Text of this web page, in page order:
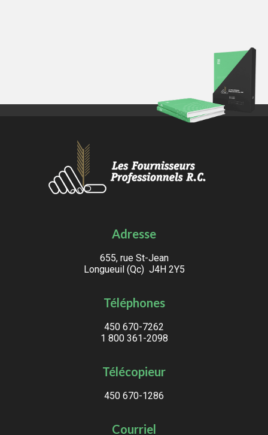
Adresse
655, rue St-Jean
Longueuil (Qc) J4H 2Y5
Téléphones
450 670-7262
1 800 361-2098
Télécopieur
450 670-1286
Courriel